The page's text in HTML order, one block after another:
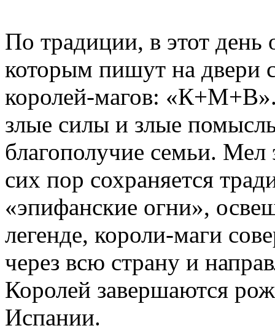
По традиции, в этот
которым пишут на двери
королей-магов:
злые силы и злые
благополучие семьи. Мел
сих пор сохраняется
«эпифанские огни»,
легенде, короли-маги
через всю страну и
Королей завершаются
Испании.